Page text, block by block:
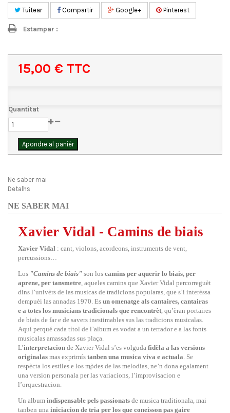
Tuitear Compartir Google+ Pinterest
Estampar :
15,00 € TTC
Quantitat
Apondre al panièr
Ne saber mai
Detalhs
NE SABER MAI
Xavier Vidal - Camins de biais
Xavier Vidal : cant, violons, acordeons, instruments de vent,
percussions…
Los "Camins de biais" son los camins per aquerir lo biais, per
aprene, per tansmetre, aqueles camins que Xavier Vidal percorreguèt
dins l’univèrs de las musicas de tradicions popularas, que s’i interèssa
dempuèi las annadas 1970. Es un omenatge als cantaires, cantairas
e a totes los musicians tradicionals que rencontrèt, qu’èran portaires
de biais de far e de savers inestimables sus las tradicions musicalas.
Aquí perqué cada títol de l’album es vodat a un terrador e a las fonts
musicalas amassadas sus plaça.
L’interpretacion de Xavier Vidal s’es volguda fidèla a las versions
originalas mas exprimís tanben una musica viva e actuala. Se
respècta los estiles e los mֳòdes de las melodias, ne’n dona egalament
una version personala per las variacions, l’improvisacion e
l’orquestracion.
Un album indispensable pels passionats de musica traditionala, mai
tanben una iniciacion de tria per los que coneisson pas gaire